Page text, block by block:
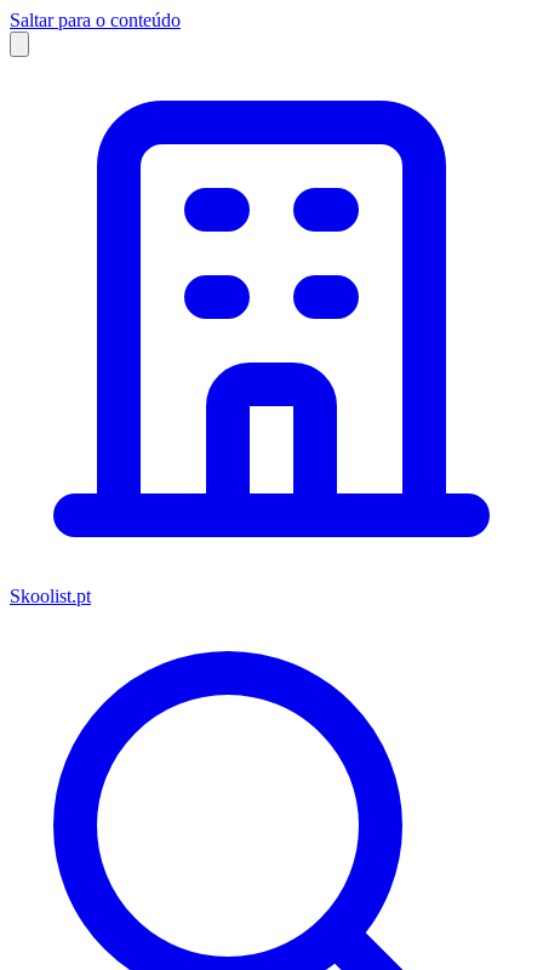
Saltar para o conteúdo
Skoolist.pt